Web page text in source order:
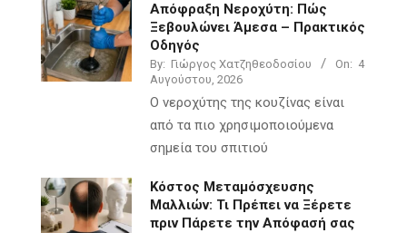
Απόφραξη Νεροχύτη: Πώς
Ξεβουλώνει Άμεσα – Πρακτικός
Οδηγός
By: Γιώργος Χατζηθεοδοσίου On: 4
Αυγούστου, 2026
Ο νεροχύτης της κουζίνας είναι
από τα πιο χρησιμοποιούμενα
σημεία του σπιτιού
Κόστος Μεταμόσχευσης
Μαλλιών: Τι Πρέπει να Ξέρετε
πριν Πάρετε την Απόφασή σας